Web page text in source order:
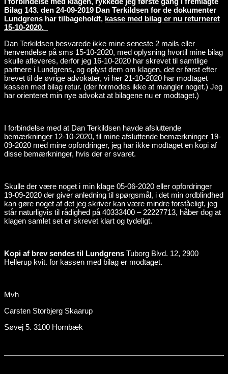
Bilag 143. den 24-09-2019 Dan Terkildsen for de dokumenter
Lundgrens har tilbageholdt, kasse med bilag er nu returneret
15-10-2020.
Dan Terkildsen besvarede ikke mine seneste 2 mails eller
henvendelse på sms 15-10-2020, med oplysning hvortil mine bilag
skulle afleveres, derfor jeg 16-10-2020 har skrevet til samtlige
partnere i Lundgrens, og oplyst dem om klagen, det er først efter
brevet til de øvrige advokater, vi her 21-10-2020 har modtaget
kassen med bilag retur. (der formodes ikke at mangler noget.) Jeg
har orienteret min nye advokat at bilagene nu er modtaget.)
I forbindelse med at Dan Terkildsen havde afsluttende
bemærkninger 12-10-2020, til mine afsluttende bemærkninger 19-
09-2020 med mine opfordringer, jeg har ikke modtaget en kopi af
disse bemærkninger, hvis der er svaret.
Skulle der være noget i min klage 05-06-2020 eller opfordringer
19-09-2020 der giver anledning til spørgsmål, i det min ordblindhed
kan gøre noget af det jeg skriver kan være mindre forståeligt, jeg
står naturligvis til rådighed på 40333400 – 22227713, håber dog at
klagen samlet set er skrevet klart og tydeligt.
Kopi af brev sendes til Lundgrens Tuborg Blvd. 12, 2900
Hellerup kvit. for kassen med bilag er modtaget.
Mvh
Carsten Storbjerg Skaarup
Søvej 5. 3100 Hornbæk